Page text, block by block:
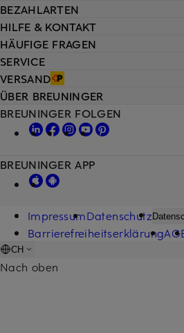
HILFE & KONTAKT
HÄUFIGE FRAGEN
SERVICE
VERSAND
BEZAHLARTEN
ÜBER BREUNINGER
BREUNINGER FOLGEN
BREUNINGER APP
ImpressumDatenschutz
Barrierefreiheitserklärung
CH
Nach oben